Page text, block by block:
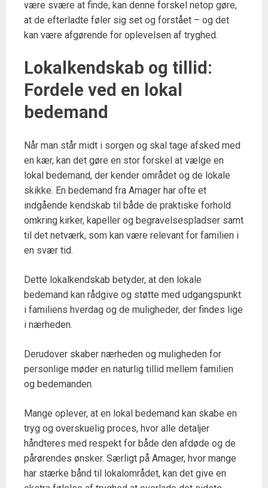
være svære at finde, kan denne forskel netop gøre,
at de efterladte føler sig set og forstået – og det
kan være afgørende for oplevelsen af tryghed.
Lokalkendskab og tillid:
Fordele ved en lokal
bedemand
Når man står midt i sorgen og skal tage afsked med
en kær, kan det gøre en stor forskel at vælge en
lokal bedemand, der kender området og de lokale
skikke. En bedemand fra Amager har ofte et
indgående kendskab til både de praktiske forhold
omkring kirker, kapeller og begravelsespladser samt
til det netværk, som kan være relevant for familien i
en svær tid.
Dette lokalkendskab betyder, at den lokale
bedemand kan rådgive og støtte med udgangspunkt
i familiens hverdag og de muligheder, der findes lige
i nærheden.
Derudover skaber nærheden og muligheden for
personlige møder en naturlig tillid mellem familien
og bedemanden.
Mange oplever, at en lokal bedemand kan skabe en
tryg og overskuelig proces, hvor alle detaljer
håndteres med respekt for både den afdøde og de
pårørendes ønsker. Særligt på Amager, hvor mange
har stærke bånd til lokalområdet, kan det give en